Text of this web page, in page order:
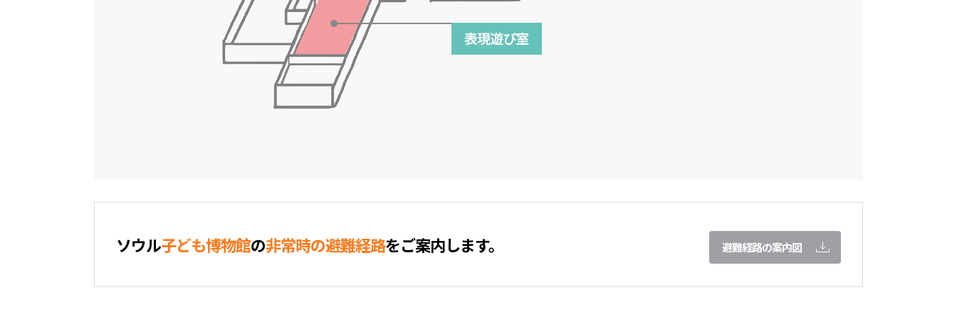
ソウル子ども博物館の非常時の避難経路をご案内します。 避難経路の案内図